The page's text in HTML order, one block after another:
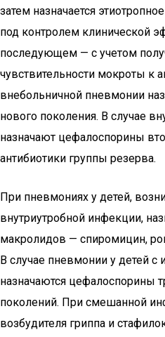
затем назначается
под контролем клинической
последующем — с учетом
чувствительности мокроты к
внебольничной пневмонии
нового поколения. В случае
назначают цефалоспорины
антибиотики группы резерва.
При пневмониях у детей,
внутриутробной инфекции,
макролидов — спиромицин,
В случае пневмонии у детей
назначаются цефалоспорины
поколений. При смешанной
возбудителя гриппа и